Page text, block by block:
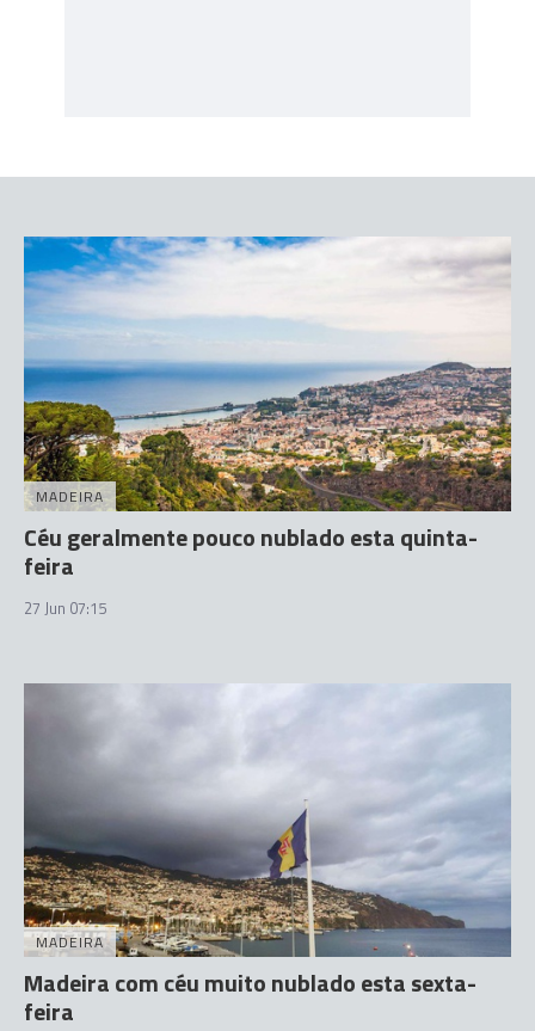
MADEIRA
Céu geralmente pouco nublado esta quinta-
feira
27 Jun 07:15
MADEIRA
Madeira com céu muito nublado esta sexta-
feira